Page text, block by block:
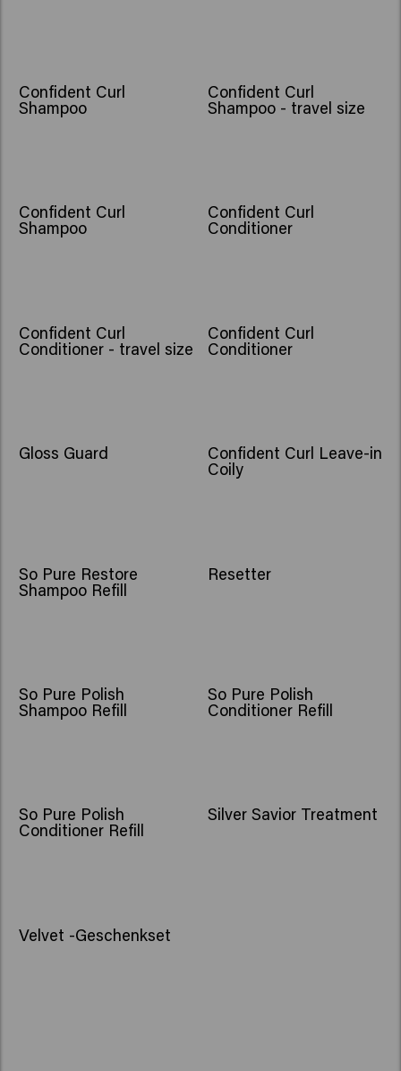
Confident Curl
Shampoo
Confident Curl
Shampoo - travel size
Confident Curl
Shampoo
Confident Curl
Conditioner
Confident Curl
Conditioner - travel size
Confident Curl
Conditioner
Gloss Guard Confident Curl Leave-in
Coily
So Pure Restore
Shampoo Refill
Resetter
So Pure Polish
Shampoo Refill
So Pure Polish
Conditioner Refill
So Pure Polish
Conditioner Refill
Silver Savior Treatment
Velvet -Geschenkset